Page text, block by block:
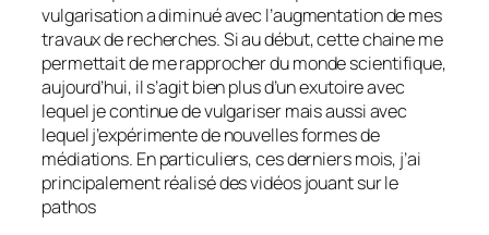
vulgarisation a diminué avec l’augmentation de mes
travaux de recherches. Si au début, cette chaine me
permettait de me rapprocher du monde scientifique,
aujourd’hui, il s’agit bien plus d’un exutoire avec
lequel je continue de vulgariser mais aussi avec
lequel j’expérimente de nouvelles formes de
médiations. En particuliers, ces derniers mois, j’ai
principalement réalisé des vidéos jouant sur le
pathos